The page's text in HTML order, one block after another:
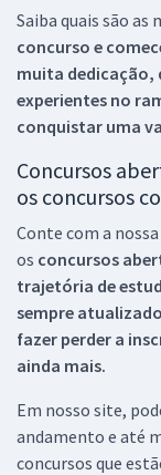
Saiba quais são
concurso e
muita dedicação,
experientes no
conquistar uma
Concursos
os concursos
Conte com a
os concursos
trajetória de
sempre
fazer perder a
ainda mais.
Em nosso site,
andamento e até
concursos que